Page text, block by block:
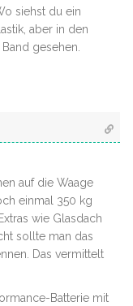
siehst du ein
aber in den
gesehen.
auf die Waage
einmal 350 kg
wie Glasdach
sollte man das
Das vermittelt
Batterie mit